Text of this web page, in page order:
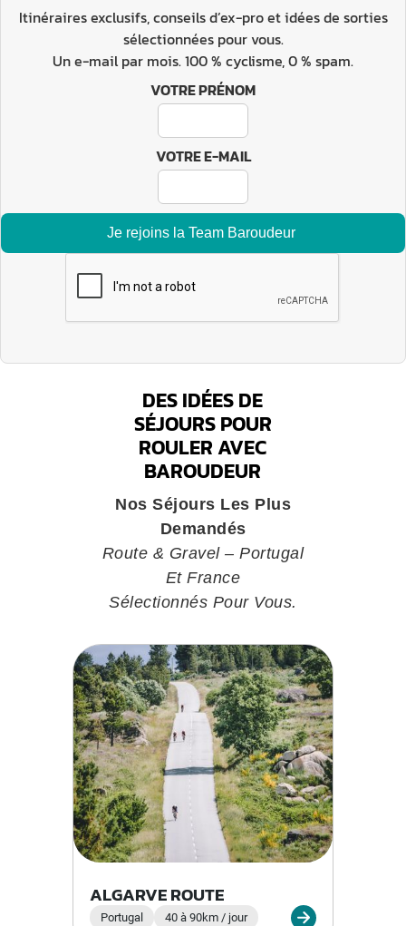
Itinéraires exclusifs, conseils d’ex-pro et idées de sorties
sélectionnées pour vous.
Un e-mail par mois. 100 % cyclisme, 0 % spam.
VOTRE PRÉNOM
VOTRE E-MAIL
DES IDÉES DE
SÉJOURS POUR
ROULER AVEC
BAROUDEUR
Nos Séjours Les Plus
Demandés
Route & Gravel – Portugal
Et France
Sélectionnés Pour Vous.
ALGARVE ROUTE
Portugal 40 à 90km / jour